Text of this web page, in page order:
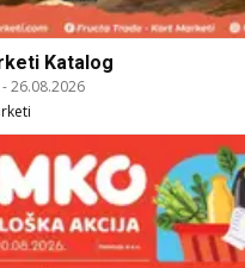
Katalog
-26.08.2026